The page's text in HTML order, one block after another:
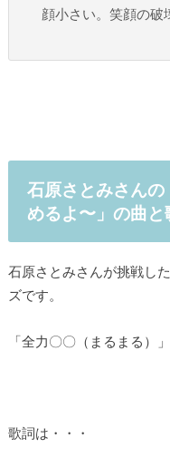
顔小さい。笑顔の破
石原さとみさん
めるよ〜」の曲と
石原さとみさんが挑戦し
ズです。
「全力〇〇（まるまる）
歌詞は・・・